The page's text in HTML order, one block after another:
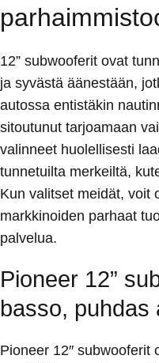
12” subwooferit ovat
ja syvästä äänestään,
autossa entistäkin
sitoutunut tarjoamaan
valinneet huolellisesti
tunnetuilta merkeiltä,
Kun valitset meidät, voit
markkinoiden parhaat
palvelua.
Pioneer 12”
basso, puhdas
Pioneer 12″ subwooferit